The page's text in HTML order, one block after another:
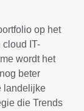
op het
cloud IT-
wordt het
beter
landelijke
die Trends